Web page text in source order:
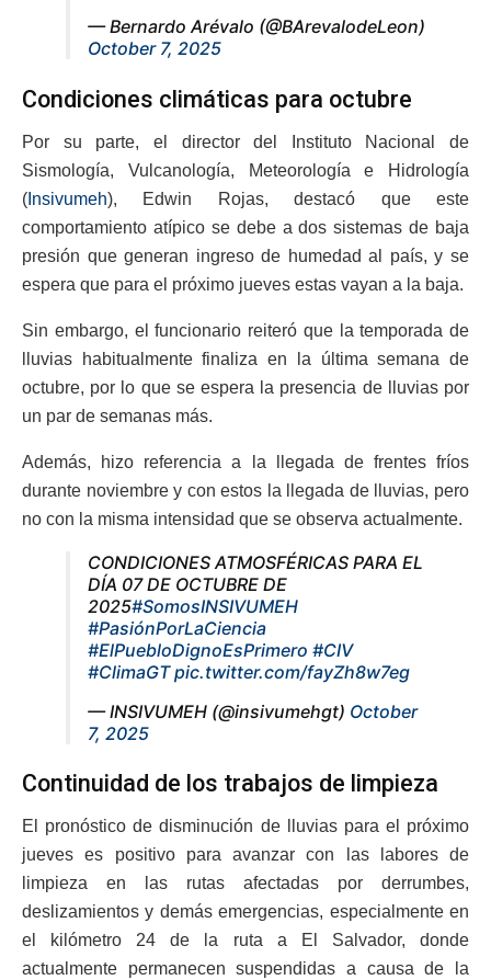
— Bernardo Arévalo (@BArevalodeLeon)
October 7, 2025
Condiciones climáticas para octubre
Por su parte, el director del Instituto Nacional de
Sismología, Vulcanología, Meteorología e Hidrología
( Insivumeh), Edwin Rojas, destacó que este
comportamiento atípico se debe a dos sistemas de baja
presión que generan ingreso de humedad al país, y se
espera que para el próximo jueves estas vayan a la baja.
Sin embargo, el funcionario reiteró que la temporada de
lluvias habitualmente finaliza en la última semana de
octubre, por lo que se espera la presencia de lluvias por
un par de semanas más.
Además, hizo referencia a la llegada de frentes fríos
durante noviembre y con estos la llegada de lluvias, pero
no con la misma intensidad que se observa actualmente.
CONDICIONES ATMOSFÉRICAS PARA EL
DÍA 07 DE OCTUBRE DE
2025#SomosINSIVUMEH
#PasiónPorLaCiencia
#ElPuebloDignoEsPrimero #CIV
#ClimaGT pic.twitter.com/fayZh8w7eg
— INSIVUMEH (@insivumehgt) October
7, 2025
Continuidad de los trabajos de limpieza
El pronóstico de disminución de lluvias para el próximo
jueves es positivo para avanzar con las labores de
limpieza en las rutas afectadas por derrumbes,
deslizamientos y demás emergencias, especialmente en
el kilómetro 24 de la ruta a El Salvador, donde
actualmente permanecen suspendidas a causa de la